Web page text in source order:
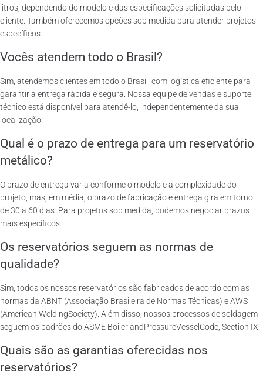
litros, dependendo do modelo e das especificações solicitadas pelo
cliente. Também oferecemos opções sob medida para atender projetos
específicos.
Vocês atendem todo o Brasil?
Sim, atendemos clientes em todo o Brasil, com logística eficiente para
garantir a entrega rápida e segura. Nossa equipe de vendas e suporte
técnico está disponível para atendê-lo, independentemente da sua
localização.
Qual é o prazo de entrega para um reservatório
metálico?
O prazo de entrega varia conforme o modelo e a complexidade do
projeto, mas, em média, o prazo de fabricação e entrega gira em torno
de 30 a 60 dias. Para projetos sob medida, podemos negociar prazos
mais específicos.
Os reservatórios seguem as normas de
qualidade?
Sim, todos os nossos reservatórios são fabricados de acordo com as
normas da ABNT (Associação Brasileira de Normas Técnicas) e AWS
(American WeldingSociety). Além disso, nossos processos de soldagem
seguem os padrões do ASME Boiler andPressureVesselCode, Section IX.
Quais são as garantias oferecidas nos
reservatórios?